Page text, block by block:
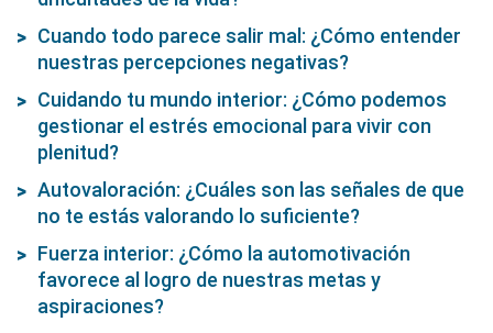
Cuando todo parece salir mal: ¿Cómo entender
nuestras percepciones negativas?
Cuidando tu mundo interior: ¿Cómo podemos
gestionar el estrés emocional para vivir con
plenitud?
Autovaloración: ¿Cuáles son las señales de que
no te estás valorando lo suficiente?
Fuerza interior: ¿Cómo la automotivación
favorece al logro de nuestras metas y
aspiraciones?